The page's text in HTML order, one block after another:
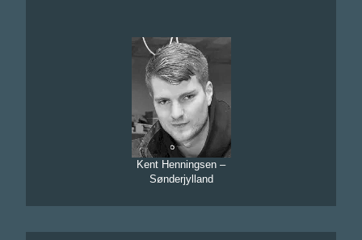
Kent Henningsen –
Sønderjylland